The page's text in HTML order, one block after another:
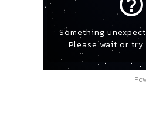
Something
Please wait or